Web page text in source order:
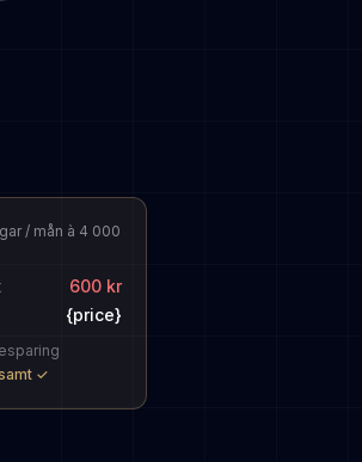
/ mån à 4 000
600 kr
{price}
✓